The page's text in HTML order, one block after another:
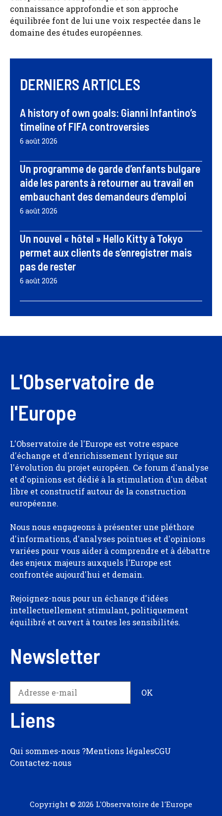
connaissance approfondie et son approche
équilibrée font de lui une voix respectée dans le
domaine des études européennes.
DERNIERS ARTICLES
A history of own goals: Gianni Infantino’s
timeline of FIFA controversies
6 août 2026
Un programme de garde d’enfants bulgare
aide les parents à retourner au travail en
embauchant des demandeurs d’emploi
6 août 2026
Un nouvel « hôtel » Hello Kitty à Tokyo
permet aux clients de s’enregistrer mais
pas de rester
6 août 2026
L'Observatoire de
l'Europe
L'Observatoire de l'Europe est votre espace
d'échange et d'enrichissement lyrique sur
l'évolution du projet européen. Ce forum d'analyse
et d'opinions est dédié à la stimulation d'un débat
libre et constructif autour de la construction
européenne.
Nous nous engageons à présenter une pléthore
d'informations, d'analyses pointues et d'opinions
variées pour vous aider à comprendre et à débattre
des enjeux majeurs auxquels l'Europe est
confrontée aujourd'hui et demain.
Rejoignez-nous pour un échange d'idées
intellectuellement stimulant, politiquement
équilibré et ouvert à toutes les sensibilités.
Newsletter
Liens
Qui sommes-nous ?Mentions légalesCGU
Contactez-nous
Copyright © 2026 L'Observatoire de l'Europe